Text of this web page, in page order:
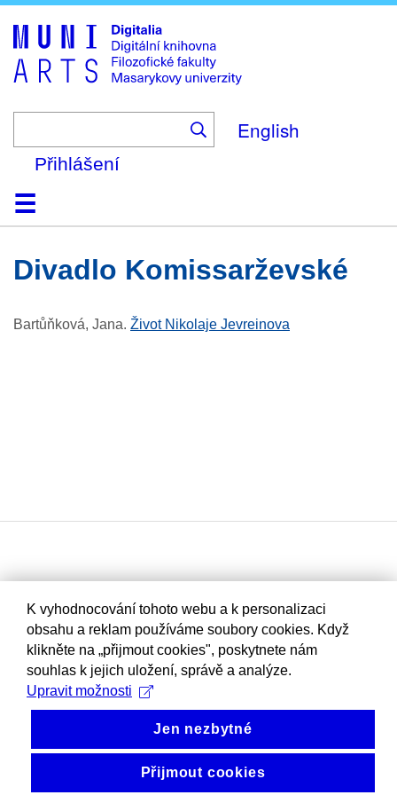
to
main
content
English
Přihlášení
DomůKolekce
Prohlížení
Vyhledávání
O platformě
Nápověda
KontaktDigitalia
Divadlo Komissarževské
Bartůňková, Jana. Život Nikolaje Jevreinova
K vyhodnocování tohoto webu a k personalizaci
obsahu a reklam používáme soubory cookies. Když
klikněte na „přijmout cookies", poskytnete nám
souhlas k jejich uložení, správě a analýze.
Upravit možnosti
Jen nezbytné
Přijmout cookies